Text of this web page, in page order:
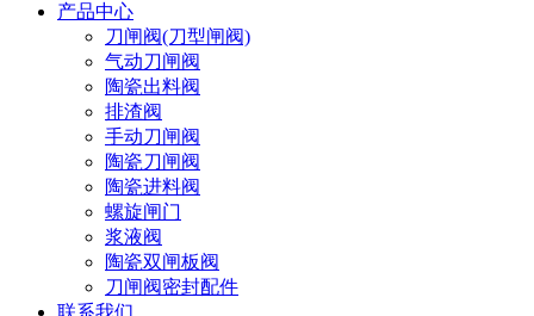
产品中心
刀闸阀(刀型闸阀)
气动刀闸阀
陶瓷出料阀
排渣阀
手动刀闸阀
陶瓷刀闸阀
陶瓷进料阀
螺旋闸门
浆液阀
陶瓷双闸板阀
刀闸阀密封配件
联系我们